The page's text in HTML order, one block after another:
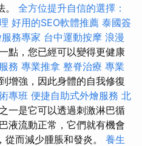
。 全方位提升自信的選擇：
好用的SEO軟體推薦 泰國簽
務專家 台中運動按摩 浪漫
點，您已經可以變得更健康
務 專業推拿 整脊治療 專業
增強，因此身體的自我修復
專班 便捷自助式外燴服務 北
一是它可以透過刺激淋巴循
液流動正常，它們就有機會
而減少腫脹和發炎。 養生